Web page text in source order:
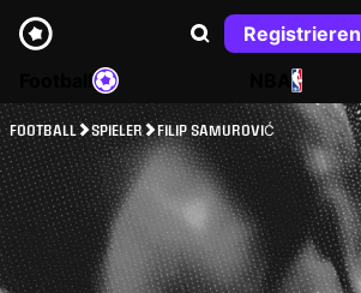
Registrieren
NBA
FOOTBALL SPIELER FILIP SAMUROVIĆ